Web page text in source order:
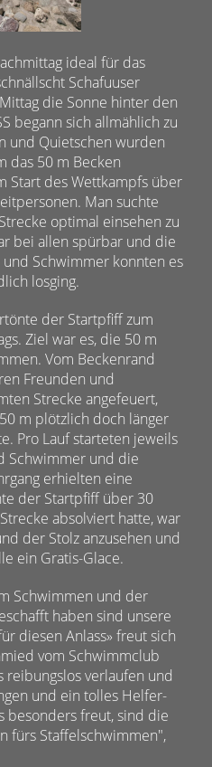
ideal für das
Schafuuser
die Sonne hinter den
begann sich allmählich zu
und Quietschen wurden
das 50 m Becken
Start des Wettkampfs über
Man suchte
optimal einsehen zu
bei allen spürbar und die
Schwimmer konnten es
losging.
der Startpfiff zum
Ziel war es, die 50 m
Vom Beckenrand
Freunden und
Strecke angefeuert,
m plötzlich doch länger
Pro Lauf starteten jeweils
Schwimmer und die
erhielten eine
der Startpfiff über 30
absolviert hatte, war
der Stolz anzusehen und
ein Gratis-Glace.
Schwimmen und der
haben sind unsere
diesen Anlass» freut sich
vom Schwimmclub
reibungslos verlaufen und
und ein tolles Helfer-
besonders freut, sind die
fürs Staffelschwimmen",